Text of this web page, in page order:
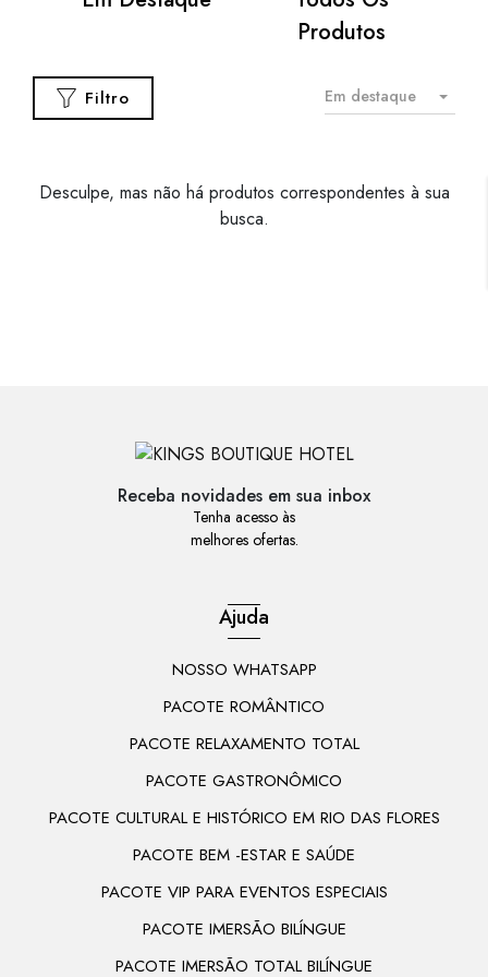
Produtos
Filtro Em destaque
Desculpe, mas não há produtos correspondentes à sua
busca.
Receba novidades em sua inbox
Tenha acesso às
melhores ofertas.
Ajuda
NOSSO WHATSAPP
PACOTE ROMÂNTICO
PACOTE RELAXAMENTO TOTAL
PACOTE GASTRONÔMICO
PACOTE CULTURAL E HISTÓRICO EM RIO DAS FLORES
PACOTE BEM -ESTAR E SAÚDE
PACOTE VIP PARA EVENTOS ESPECIAIS
PACOTE IMERSÃO BILÍNGUE
PACOTE IMERSÃO TOTAL BILÍNGUE